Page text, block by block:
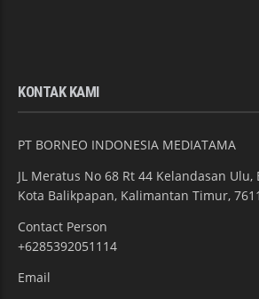
KONTAK KAMI
PT BORNEO INDONESIA MEDIATAMA
JL Meratus No 68 Rt 44 Kelandasan
Kota Balikpapan, Kalimantan Timur,
Contact Person
+6285392051114
Email